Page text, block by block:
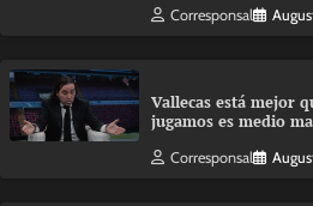
Corresponsal
Vallecas está mejor
jugamos es medio
Corresponsal